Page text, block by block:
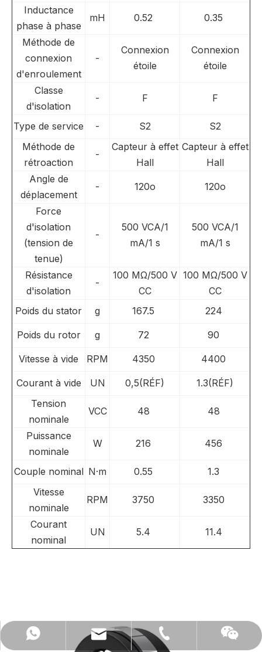
Inductance
phase à phase
mH 0.52 0.35
Méthode de
connexion
d'enroulement
-
Connexion
étoile
Connexion
étoile
Classe
d'isolation
- F F
Type de service - S2
S2
Méthode de
rétroaction
-
Capteur à effet
Hall
Capteur à effet
Hall
Angle de
déplacement
- 120o 120o
Force
d'isolation
(tension de
tenue)
-
500 VCA/1
mA/1 s
500 VCA/1
mA/1 s
Résistance
d'isolation
-
100 MΩ/500 V
CC
100 MΩ/500 V
CC
Poids du stator
g 167.5 224
Poids du rotor g 72 90
Vitesse à vide RPM 4350 4400
Courant à vide UN 0,5(RÉF)
1.3(RÉF)
Tension
nominale
VCC 48 48
Puissance
nominale
W 216 456
Couple nominal N·m 0.55
1.3
Vitesse
nominale
RPM 3750 3350
Courant
nominal
UN 5.4 11.4
008613912315681
anna@modarmotor.com
+ 13912315681
Wechat